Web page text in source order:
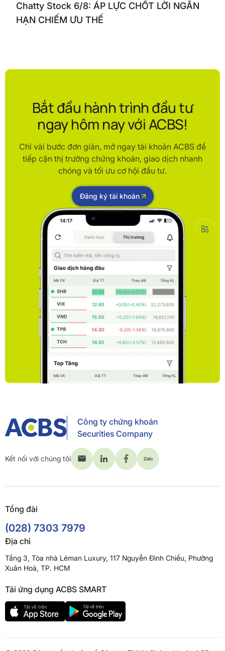
Chatty Stock 6/8: ÁP LỰC CHỐT LỜI NGẮN
HẠN CHIẾM ƯU THẾ
Bắt đầu hành trình đầu tư
ngay hôm nay với ACBS!
Chỉ vài bước đơn giản, mở ngay tài khoản ACBS để
tiếp cận thị trường chứng khoán, giao dịch nhanh
chóng và tối ưu cơ hội đầu tư.
Đăng ký tài khoản
Công ty chứng khoán
Securities Company
Kết nối với chúng tôi
Tổng đài
(028) 7303 7979
Địa chỉ
Tầng 3, Tòa nhà Léman Luxury, 117 Nguyễn Đình Chiểu, Phường
Xuân Hoà, TP. HCM
Tải ứng dụng ACBS SMART